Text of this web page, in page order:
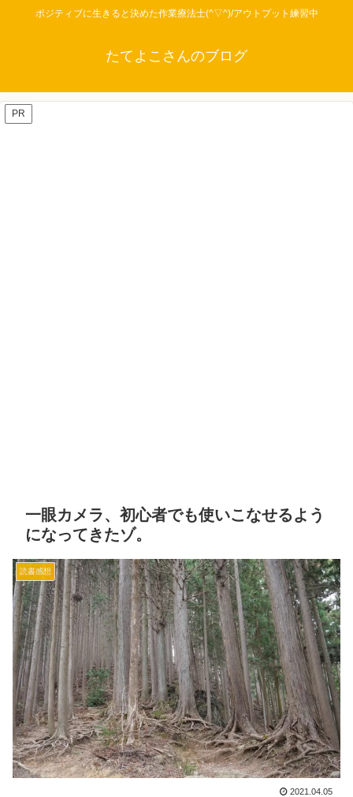
ポジティブに生きると決めた作業療法士(^▽^)/アウトプット練習中
たてよこさんのブログ
PR
一眼カメラ、初心者でも使いこなせるよう
になってきたゾ。
読書感想
2021.04.05